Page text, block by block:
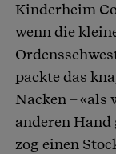
Kinderheim
wenn die
packte das
Nacken – «als
anderen
zog einen